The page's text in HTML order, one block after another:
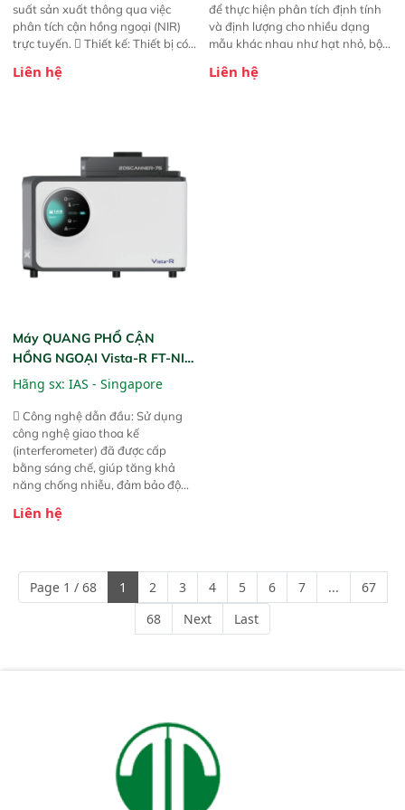
suất sản xuất thông qua việc
phân tích cận hồng ngoại (NIR)
trực tuyến.  Thiết kế: Thiết bị có
hỗ trợ tản nhiệt tăng cường và đã
liệu để tăng chỉ số ROI cho doanh
nghiệp.
Liên hệ
để thực hiện phân tích định tính
và định lượng cho nhiều dạng
mẫu khác nhau như hạt nhỏ, bột,
này cho phép bất kỳ ai cũng có
Liên hệ
Máy QUANG PHỔ CẬN
HỒNG NGOẠI Vista-R FT-NIR
(Vista-R FT-NIR Analyzer)
Hãng sx: IAS - Singapore
 Công nghệ dẫn đầu: Sử dụng
công nghệ giao thoa kế
(interferometer) đã được cấp
bằng sáng chế, giúp tăng khả
năng chống nhiễu, đảm bảo độ
Phạm vi ứng dụng rộng: Đáp ứng
ngành công nghiệp khác nhau. 
Độ nhạy cao: Trang bị đầu dò
InGaAs độ nhạy cao, cung cấp
phản hồi phổ tuyến tính đầy đủ,
đảm bảo độ chính xác và khả
Liên hệ
Page 1 / 68 1 2 3 4 5 6 7 ...
67
68
Next Last